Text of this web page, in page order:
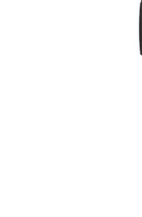
для удобной
чехле, скрывая его